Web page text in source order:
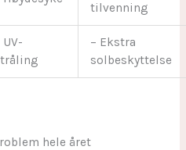
tilvenning
UV-
– Ekstra
solbeskyttelse
hele året